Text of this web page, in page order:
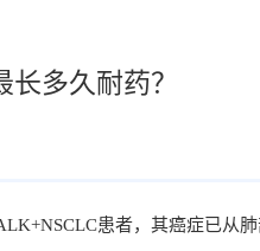
长多久耐药？
患者，其癌症已从